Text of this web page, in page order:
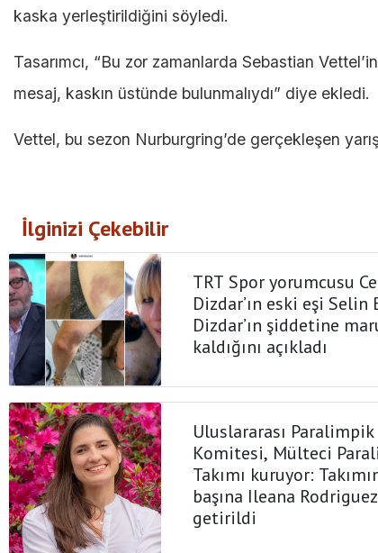
kaska yerleştirildiğini söyledi.
Tasarımcı, “Bu zor zamanlarda Sebastian
mesaj, kaskın üstünde bulunmalıydı” diye ekledi.
Vettel, bu sezon Nurburgring’de gerçekleşen
İlginizi Çekebilir
TRT Spor yorumcusu
Dizdar’ın eski eşi Selin
Dizdar’ın şiddetine
kaldığını açıkladı
Uluslararası Paralimpik
Komitesi, Mülteci
Takımı kuruyor:
başına Ileana Rodriguez
getirildi